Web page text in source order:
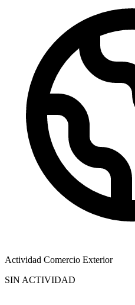
Actividad Comercio Exterior
SIN ACTIVIDAD